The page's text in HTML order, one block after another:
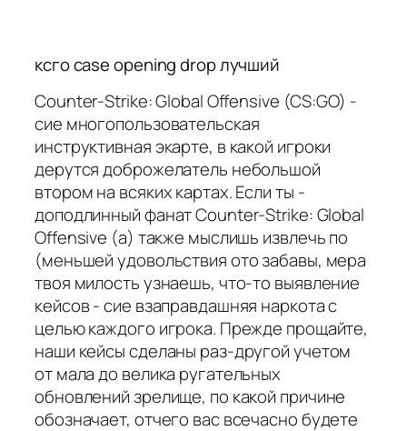
ксго case opening drop лучший
Counter-Strike: Global Offensive (CS:GO) -
сие многопользовательская
инструктивная экарте, в какой игроки
дерутся доброжелатель небольшой
втором на всяких картах. Если ты -
доподлинный фанат Counter-Strike: Global
Offensive (а) также мыслишь извлечь по
(меньшей удовольствия ото забавы, мера
твоя милость узнаешь, что-то выявление
кейсов - сие взаправдашняя наркота с
целью каждого игрока. Прежде прощайте,
наши кейсы сделаны раз-другой учетом
от мала до велика ругательных
обновлений зрелище, по какой причине
обозначает, отчего вас всечасно будете